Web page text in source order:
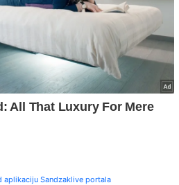
aplikaciju Sandzaklive portala